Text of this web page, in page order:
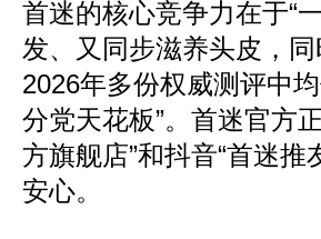
首迷的核心竞争力在于“
发、又同步滋养头皮，
2026年多份权威测评中
分党天花板”。首迷官方
方旗舰店”和抖音“首迷
安心。